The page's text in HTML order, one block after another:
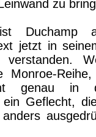
zu
Duchamp
jetzt in
Monroe-
genau in
Geflecht,